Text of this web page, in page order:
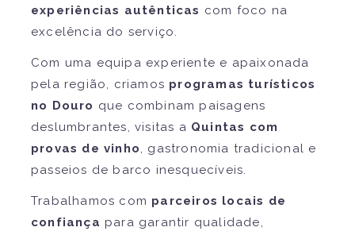
experiências autênticas com foco na
excelência do serviço.
Com uma equipa experiente e apaixonada
pela região, criamos programas turísticos
no Douro que combinam paisagens
deslumbrantes, visitas a Quintas com
provas de vinho, gastronomia tradicional e
passeios de barco inesquecíveis.
Trabalhamos com parceiros locais de
confiança para garantir qualidade,